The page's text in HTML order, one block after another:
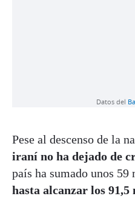
Pese al descenso de la
iraní no ha dejado de
país ha sumado unos
hasta alcanzar los 91,5